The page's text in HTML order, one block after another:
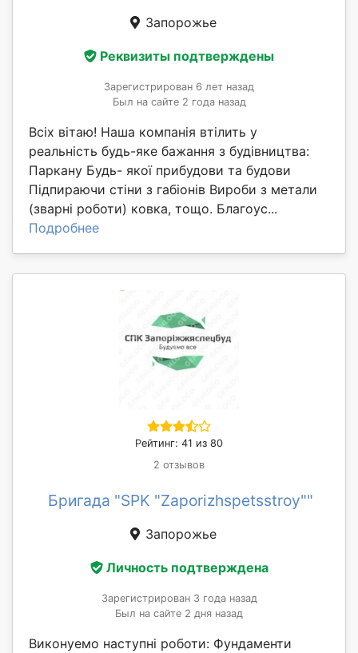
Запорожье
Реквизиты подтверждены
Зарегистрирован 6 лет назад
Был на сайте 2 года назад
Всіх вітаю! Наша компанія втілить у
реальність будь-яке бажання з будівництва:
Паркану Будь- якої прибудови та будови
Підпираючи стіни з габіонів Вироби з метали
(зварні роботи) ковка, тощо. Благоус...
Подробнее
Рейтинг: 41 из 80
2 отзывов
Бригада "SPK "Zaporizhspetsstroy""
Запорожье
Личность подтверждена
Зарегистрирован 3 года назад
Был на сайте 2 дня назад
Виконуемо наступні роботи: Фундаменти